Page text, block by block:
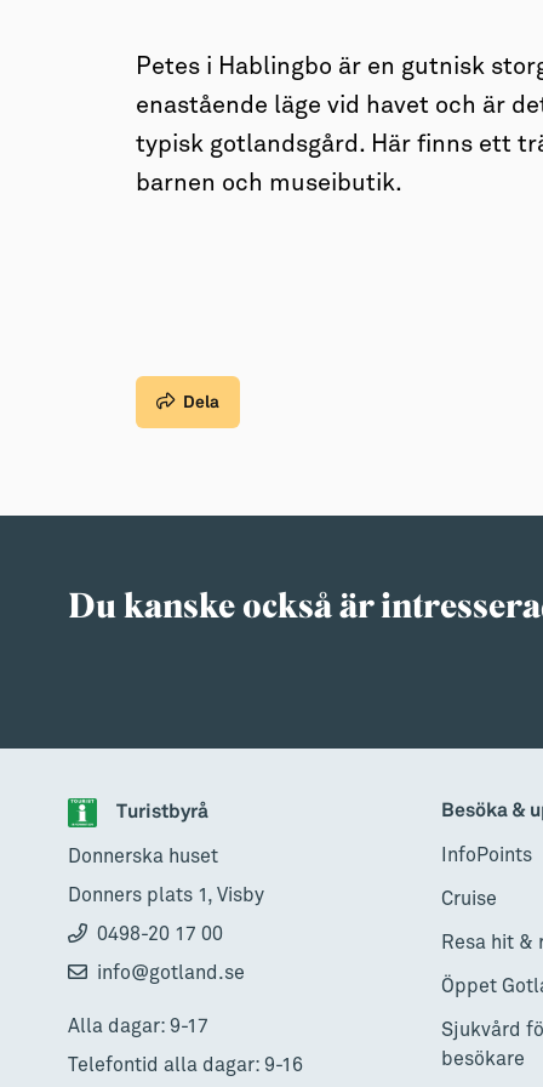
Barn & Familj
Petes i Hablingbo är en gutnisk
enastående läge vid havet och är
typisk gotlandsgård. Här finns ett
barnen och museibutik.
Dela
Du kanske också är
Turistbyrå
Donnerska huset
Donners plats 1, Visby
0498-20 17 00
info@gotland.se
Alla dagar: 9-17
Telefontid alla dagar: 9-16
Besöka &
InfoPoints
Cruise
Resa hit &
Öppet
Sjukvård
besökare